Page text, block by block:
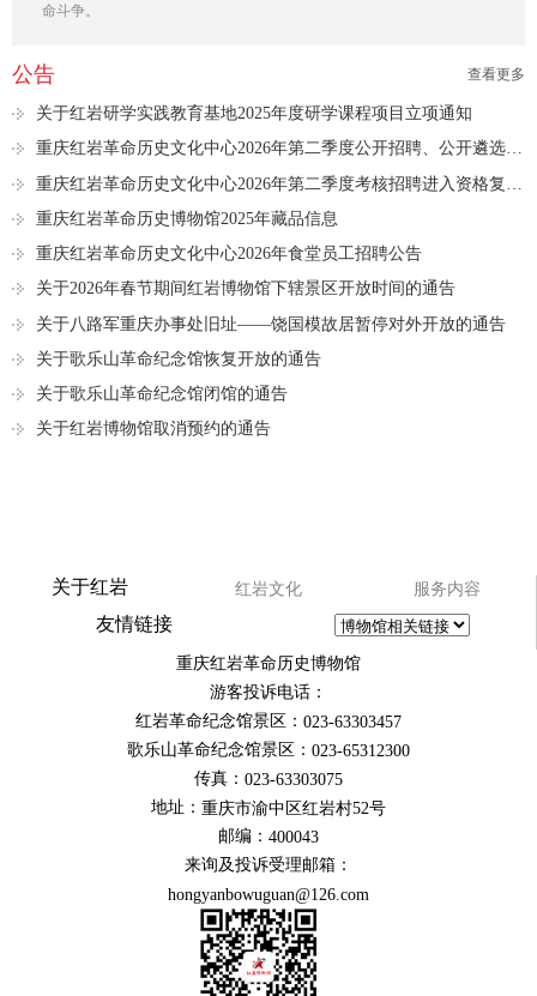
命斗争。
公告 查看更多
关于红岩研学实践教育基地2025年度研学课程项目立项通知
重庆红岩革命历史文化中心2026年第二季度公开招聘、公开遴选进入资格复审人员名单公示
重庆红岩革命历史博物馆2025年藏品信息
重庆红岩革命历史文化中心2026年食堂员工招聘公告
关于2026年春节期间红岩博物馆下辖景区开放时间的通告
关于八路军重庆办事处旧址——饶国模故居暂停对外开放的通告
关于歌乐山革命纪念馆恢复开放的通告
关于歌乐山革命纪念馆闭馆的通告
关于红岩博物馆取消预约的通告
关于红岩 红岩文化 服务内容
友情链接
重庆红岩革命历史博物馆
游客投诉电话：
红岩革命纪念馆景区： 023-63303457
歌乐山革命纪念馆景区： 023-65312300
传真： 023-63303075
地址： 重庆市渝中区红岩村52号
邮编： 400043
来询及投诉受理邮箱：
hongyanbowuguan@126.com